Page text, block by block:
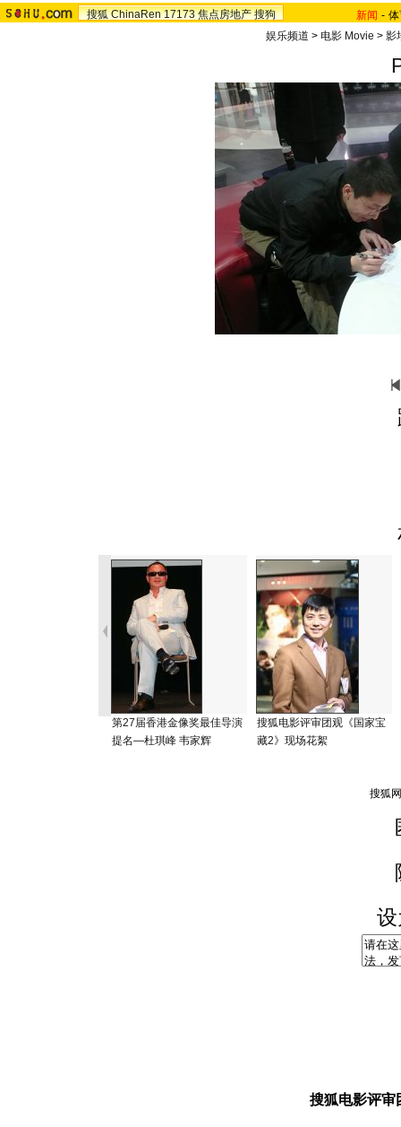
搜狐 ChinaRen 17173 焦点房地产 搜狗 新闻 -
娱乐频道 > 电影 Movie > 影
第27届香港金像奖最佳导演
提名—杜琪峰 韦家辉
搜狐电影评审团观《国家宝
藏2》现场花絮
搜狐电影评审